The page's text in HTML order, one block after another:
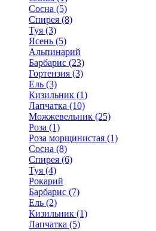
Сосна (5)
Спирея (8)
Туя (3)
Ясень (5)
Альпинарий
Барбарис (23)
Гортензия (3)
Ель (3)
Кизильник (1)
Лапчатка (10)
Можжевельник (25)
Роза (1)
Роза морщинистая (1)
Сосна (8)
Спирея (6)
Туя (4)
Рокарий
Барбарис (7)
Ель (2)
Кизильник (1)
Лапчатка (5)